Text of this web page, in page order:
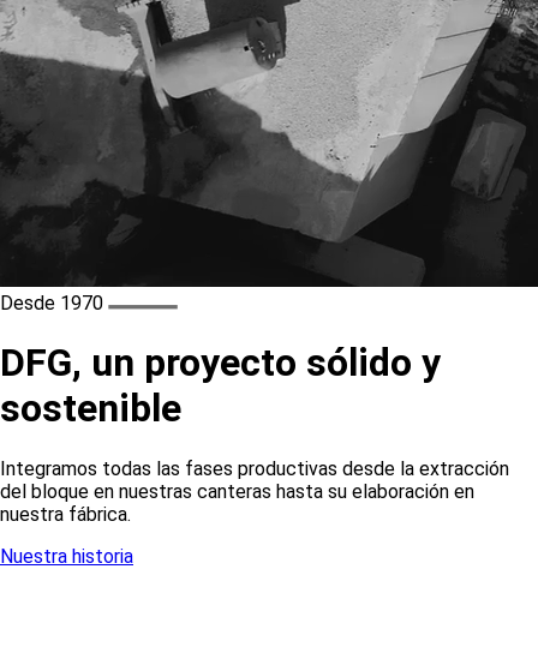
Desde 1970
DFG, un proyecto sólido y
sostenible
Integramos todas las fases productivas desde la extracción
del bloque en nuestras canteras hasta su elaboración en
nuestra fábrica.
Nuestra historia